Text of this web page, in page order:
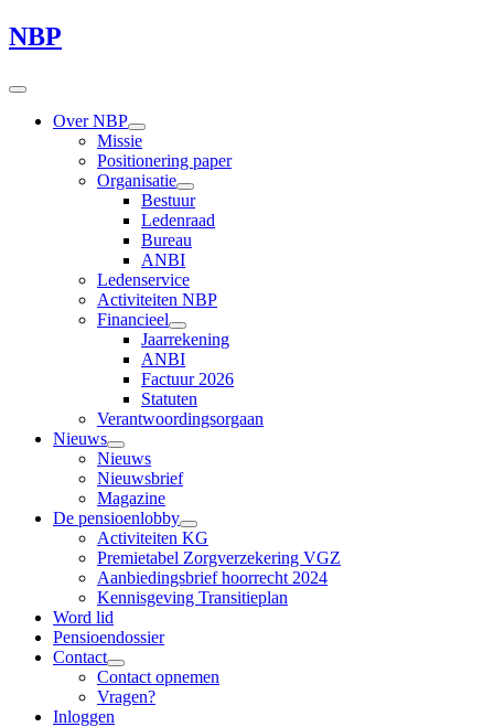
NBP
Over NBP
Missie
Positionering paper
Organisatie
Bestuur
Ledenraad
Bureau
ANBI
Ledenservice
Activiteiten NBP
Financieel
Jaarrekening
ANBI
Factuur 2026
Statuten
Verantwoordingsorgaan
Nieuws
Nieuws
Nieuwsbrief
Magazine
De pensioenlobby
Activiteiten KG
Premietabel Zorgverzekering VGZ
Aanbiedingsbrief hoorrecht 2024
Kennisgeving Transitieplan
Word lid
Pensioendossier
Contact
Contact opnemen
Vragen?
Inloggen